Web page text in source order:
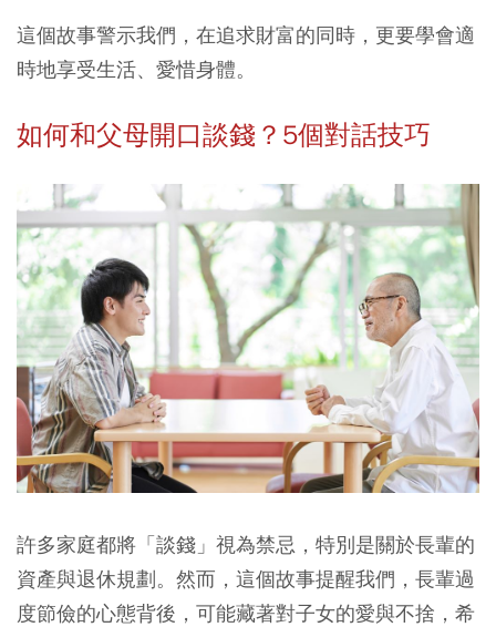
這個故事警示我們，在追求財富的同時，更要學會適
時地享受生活、愛惜身體。
如何和父母開口談錢？5個對話技巧
許多家庭都將「談錢」視為禁忌，特別是關於長輩的
資產與退休規劃。然而，這個故事提醒我們， 長輩過
度節儉的心態背後，可能藏著對子女的愛與不捨，希